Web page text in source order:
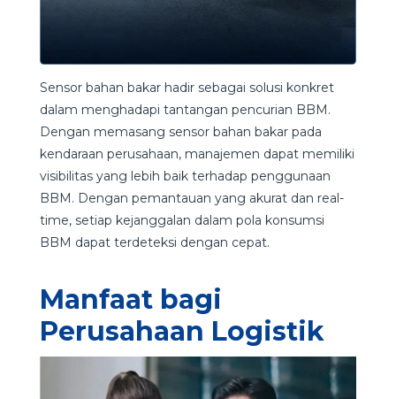
Sensor bahan bakar hadir sebagai solusi konkret
dalam menghadapi tantangan pencurian BBM.
Dengan memasang sensor bahan bakar pada
kendaraan perusahaan, manajemen dapat memiliki
visibilitas yang lebih baik terhadap penggunaan
BBM. Dengan pemantauan yang akurat dan real-
time, setiap kejanggalan dalam pola konsumsi
BBM dapat terdeteksi dengan cepat.
Manfaat bagi
Perusahaan Logistik